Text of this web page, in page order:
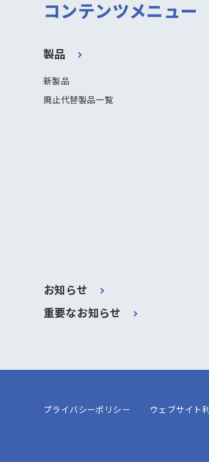
コンテンツメニュー
製品
新製品
廃止代替製品一覧
お知らせ
重要なお知らせ
プライバシーポリシー ウェブサイト